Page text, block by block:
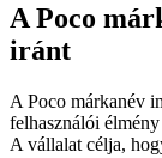
A Poco
iránt
A Poco márkanév
felhasználói
A vállalat célja,